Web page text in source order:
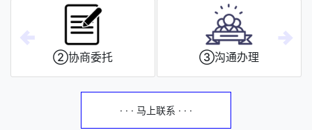
②协商委托 ③沟通办理
· · · 马上联系 · · ·